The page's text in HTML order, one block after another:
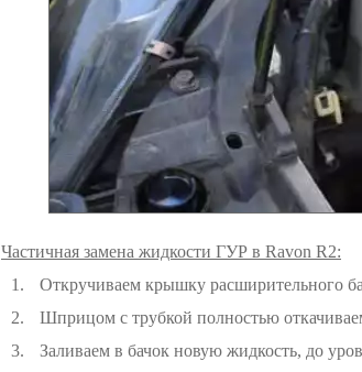
Частичная замена жидкости ГУР в Ravon R2:
Откручиваем крышку расширительного
Шприцом с трубкой полностью
Заливаем в бачок новую жидкость, до